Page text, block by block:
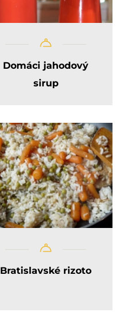
Domáci jahodový
sirup
Bratislavské rizoto